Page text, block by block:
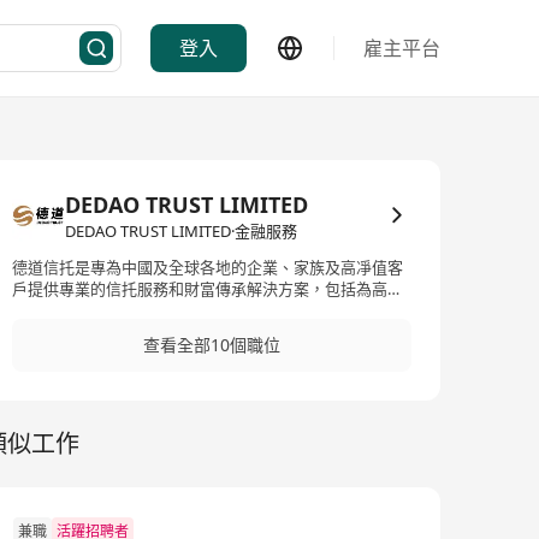
登入 雇主平台
DEDAO TRUST LIMITED
DEDAO TRUST LIMITED·金融服務
德道信托是專為中國及全球各地的企業、家族及高凈值客
戶提供專業的信托服務和財富傳承解決方案，包括為高凈
上市前、上市後的員工股權激勵信托等，並將長期管理和
維護客戶委托的信托財產。查看全部10個職位
似工作
兼職 活躍招聘者